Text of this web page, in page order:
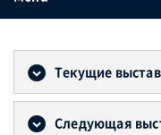
Текущие
Следующая